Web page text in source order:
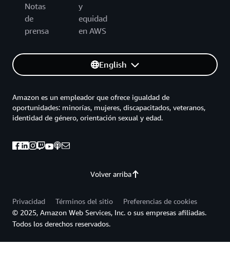
Notas
de
prensa
y
equidad
en AWS
English
Volver arriba
Amazon es un empleador que ofrece igualdad de
oportunidades: minorías, mujeres, discapacitados, veteranos,
identidad de género, orientación sexual y edad.
Privacidad Términos del sitio
Preferencias de cookies
© 2025, Amazon Web Services, Inc. o sus empresas afiliadas.
Todos los derechos reservados.